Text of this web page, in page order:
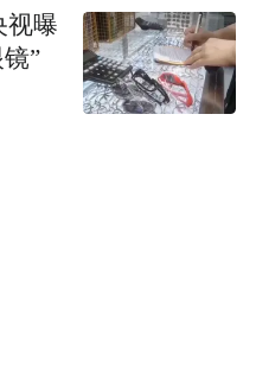
视曝
”